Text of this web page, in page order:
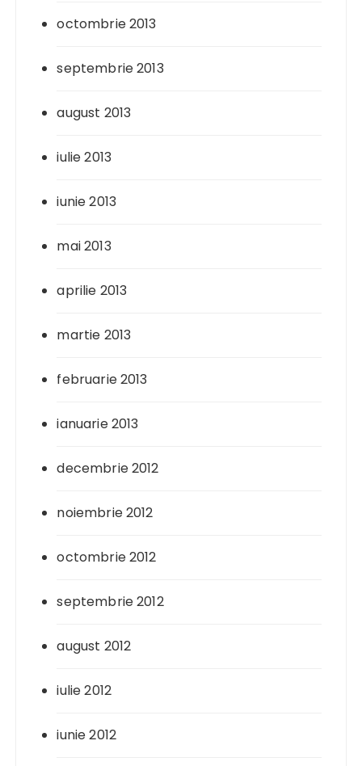
octombrie 2013
septembrie 2013
august 2013
iulie 2013
iunie 2013
mai 2013
aprilie 2013
martie 2013
februarie 2013
ianuarie 2013
decembrie 2012
noiembrie 2012
octombrie 2012
septembrie 2012
august 2012
iulie 2012
iunie 2012